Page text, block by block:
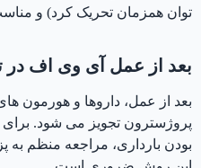
توان همزمان تحریک کرد) و
بعد از عمل آی وی اف در
بعد از عمل، داروها و هورمون های
پروژسترون تجویز می شود. برای
بودن بارداری، مراجعه منظم